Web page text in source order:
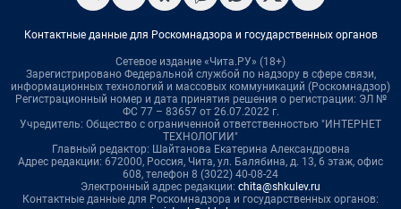
Контактные данные для Роскомнадзора и государственных органов
Сетевое издание «Чита.РУ» (18+)
Зарегистрировано Федеральной службой по надзору в сфере связи,
информационных технологий и массовых коммуникаций (Роскомнадзор)
Регистрационный номер и дата принятия решения о регистрации: ЭЛ №
ФС 77 – 83657 от 26.07.2022 г.
Учредитель: Общество с ограниченной ответственностью "ИНТЕРНЕТ
ТЕХНОЛОГИИ"
Главный редактор: Шайтанова Екатерина Александровна
Адрес редакции: 672000, Россия, Чита, ул. Балябина, д. 13, 6 этаж, офис
608, телефон 8 (3022) 40-08-24
Электронный адрес редакции: chita@shkulev.ru
Контактные данные для Роскомнадзора и государственных органов: